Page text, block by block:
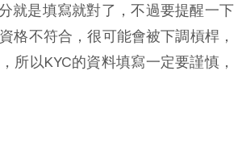
就是填寫就對了，不過要提醒一下
格不符合，很可能會被下調槓桿，
所以KYC的資料填寫一定要謹慎，